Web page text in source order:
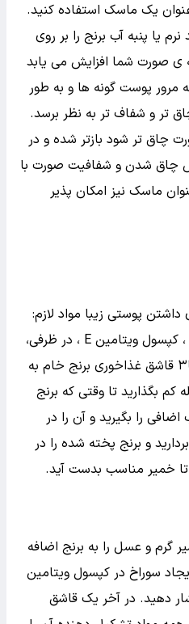
را روی موهایتان بریزید؛
دوش به طور کامل آب کشی
لازم نیست آن را بخورید.
یک ماسک استفاده کنید.
پوست گونه ها و به طور
تر و شفاف تر به نظر برسد.
تر شود بازتر شده و در
شدن و شفافیت صورت با
ماسک نیز امکان پذیر
برنج ، آب ، شیر ، عسل ، گلاب ، کپسول ویتامین E ، در ظرفی،
یک لیوان آب سرد بریزید و ۲تا۳ قاشق غذاخوری برنج خام به
بگذارید تا وقتی که برنج